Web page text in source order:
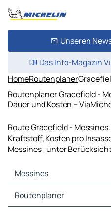
Unseren
Das Info-Magazin
HomeRoutenplaner
Routenplaner Gracefield -
Dauer und Kosten –
Route Gracefield -
Kraftstoff, Kosten pro
Messines , unter
Messines
Messines Karten Stadtplan
Messines Verkehr
Routenplaner